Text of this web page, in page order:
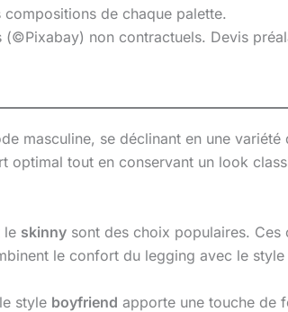
de chaque palette.
non contractuels. Devis
masculine, se déclinant en une
optimal tout en conservant un look
le skinny sont des choix populaires. Ces
le confort du legging avec le style
style boyfriend apporte une touche de